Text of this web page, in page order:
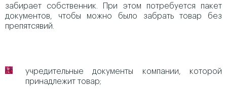
забирает собственник. При этом потребуется пакет
документов, чтобы можно было забрать товар без
препятсявий.
учредительные документы компании, которой
принадлежит товар;